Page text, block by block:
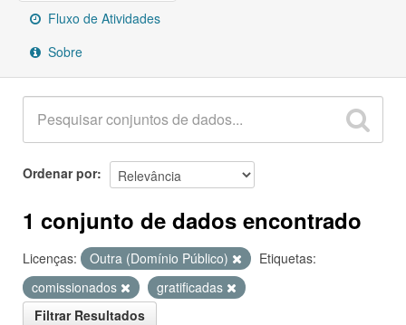
SobreFluxo de Atividades
Sobre
Ordenar por
1 conjunto de dados encontrado
Licenças: Outra (Domínio Público)
Etiquetas:
comissionados
gratificadas
Filtrar Resultados